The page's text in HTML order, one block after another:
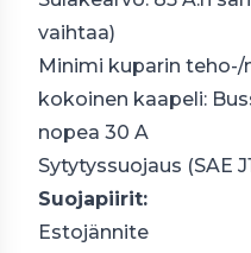
vaihtaa)
Minimi kuparin
kokoinen kaapeli:
nopea 30 A
Sytytyssuojaus (SAE
Suojapiirit:
Estojännite